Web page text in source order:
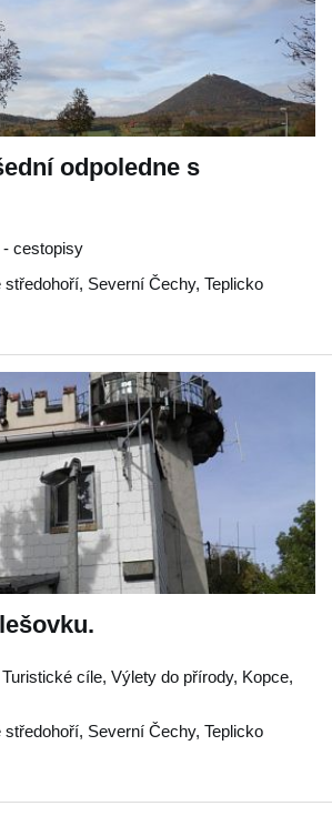
odpoledne s
cestopisy
středohoří, Severní Čechy, Teplicko
cíle, Výlety do přírody, Kopce,
středohoří, Severní Čechy, Teplicko